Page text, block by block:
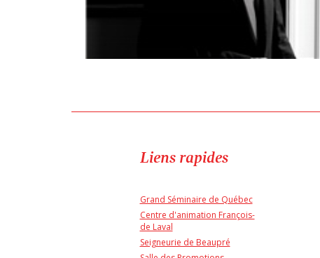
Liens rapides
Grand Séminaire de Québec
Centre d'animation François-
de Laval
Seigneurie de Beaupré